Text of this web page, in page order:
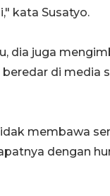
kata Susatyo.
dia juga
di media
membawa
dengan